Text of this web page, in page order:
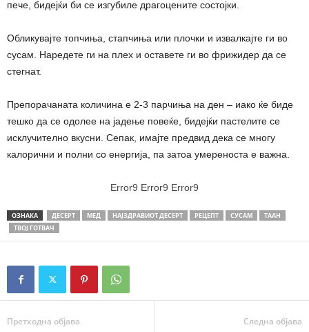
пече, бидејќи би се изгубиле драгоцените состојки.
Обликувајте топчиња, стапчиња или плочки и извалкајте ги во
сусам. Наредете ги на плех и оставете ги во фрижидер да се
стегнат.
Препорачаната количина е 2-3 парчиња на ден – иако ќе биде
тешко да се одолее на јадење повеќе, бидејќи пастелите се
исклучително вкусни. Сепак, имајте предвид дека се многу
калорични и полни со енергија, па затоа умереноста е важна.
Error9 Error9 Error9
ОЗНАКА ДЕСЕРТ МЕД НАЈЗДРАВИОТ ДЕСЕРТ РЕЦЕПТ СУСАМ
ТААН
ТВОЈ ГОТВАЧ
Претходна објава Следна објава